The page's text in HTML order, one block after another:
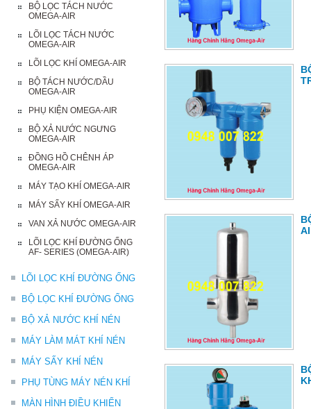
BỘ LỌC TÁCH NƯỚC
OMEGA-AIR
LÕI LỌC TÁCH NƯỚC
OMEGA-AIR
LÕI LỌC KHÍ OMEGA-AIR
BỘ TÁCH NƯỚC/DẦU
OMEGA-AIR
PHỤ KIỆN OMEGA-AIR
BỘ XẢ NƯỚC NGƯNG
OMEGA-AIR
ĐỒNG HỒ CHÊNH ÁP
OMEGA-AIR
MÁY TẠO KHÍ OMEGA-AIR
MÁY SẤY KHÍ OMEGA-AIR
VAN XẢ NƯỚC OMEGA-AIR
LÕI LỌC KHÍ ĐƯỜNG ỐNG
AF- SERIES (OMEGA-AIR)
LÕI LỌC KHÍ ĐƯỜNG ỐNG
BỘ LỌC KHÍ ĐƯỜNG ỐNG
BỘ XẢ NƯỚC KHÍ NÉN
MÁY LÀM MÁT KHÍ NÉN
MÁY SẤY KHÍ NÉN
PHỤ TÙNG MÁY NÉN KHÍ
MÀN HÌNH ĐIỀU KHIỂN